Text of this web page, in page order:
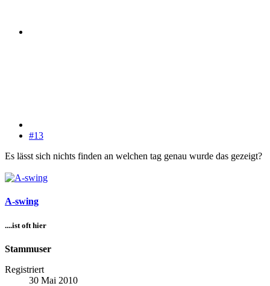
#13
Es lässt sich nichts finden an welchen tag genau wurde das gezeigt?
A-swing
....ist oft hier
Stammuser
Registriert
30 Mai 2010